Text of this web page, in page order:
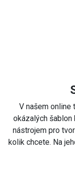
V našem online
okázalých šablon
nástrojem pro
kolik chcete. Na